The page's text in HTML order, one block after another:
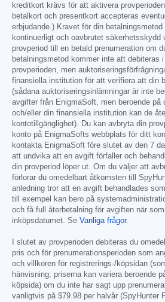
kreditkort krävs för att aktivera
betalkort och presentkort accepteras
erbjudande.) Kravet för din
kontinuerligt och oavbrutet säkerhetsskydd
provperiod till en betald prenumeration om
betalningsmetod kommer inte att debiteras
provperioden, men
finansiella institution för att verifiera att din
(sådana auktoriseringsinlämningar är inte
avgifter från EnigmaSoft, men beroende på
och/eller din finansiella institution kan de
kontotillgänglighet). Du kan avbryta din
konto på EnigmaSofts webbplats för ditt
kontakta EnigmaSoft före slutet av den 7
att undvika att en avgift förfaller och
din provperiod löper ut. Om du väljer att
förlorar du omedelbart åtkomsten till
anledning tror att en avgift behandlades
till exempel kan bero på
och få full återbetalning för avgiften när
inköpsdatumet. Se Vanliga frågor.
I slutet av provperioden debiteras du
pris och för prenumerationsperioden som
och villkoren för registrerings-/köpsidan
hänvisning; priserna kan variera beroende
köpsida) om du inte har sagt upp
vanligtvis på $79.98 per halvår (SpyHunter